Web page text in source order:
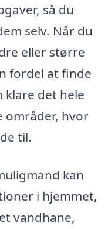
så du
selv. Når du
eller større
fordel at finde
klare det hele
områder, hvor
til.
kan
i hjemmet,
vandhane,